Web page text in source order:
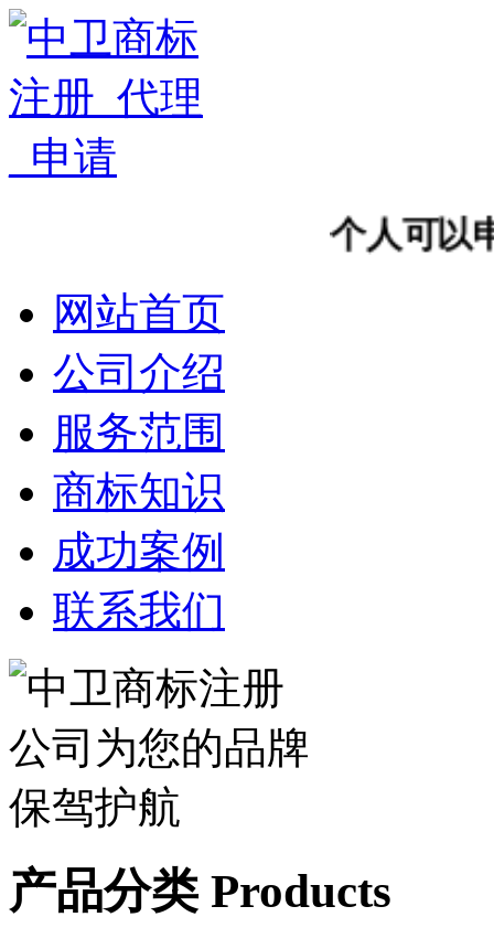
个人可以申请
网站首页
公司介绍
服务范围
商标知识
成功案例
联系我们
产品分类 Products